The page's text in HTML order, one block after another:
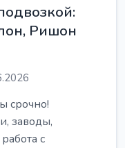
Ришон
срочно!
заводы,
с